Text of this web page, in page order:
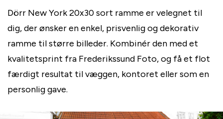
Dörr New York 20x30 sort ramme er velegnet til
dig, der ønsker en enkel, prisvenlig og dekorativ
ramme til større billeder. Kombinér den med et
kvalitetsprint fra Frederikssund Foto, og få et flot
færdigt resultat til væggen, kontoret eller som en
personlig gave.